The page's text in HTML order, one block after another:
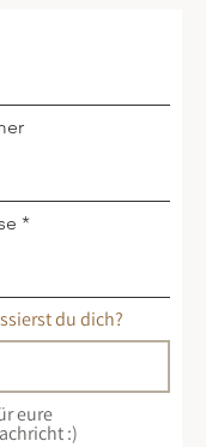
du dich?
eure
:)